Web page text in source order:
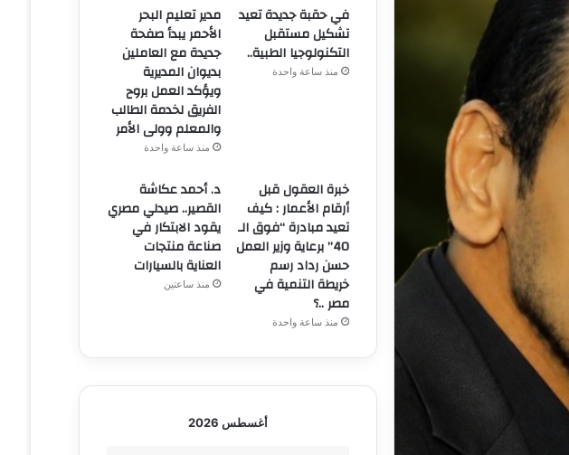
في حقبة جديدة تعيد
تشكيل مستقبل
التكنولوجيا الطبية..
منذ ساعة واحدة
مدير تعليم البحر
الأحمر يبدأ صفحة
جديدة مع العاملين
بديوان المديرية
ويؤكد العمل بروح
الفريق لخدمة الطالب
والمعلم وولى الأمر
منذ ساعة واحدة
خبرة العقول قبل
أرقام الأعمار : كيف
تعيد مبادرة “فوق الـ
40” برعاية وزير العمل
حسن رداد رسم
خريطة التنمية في
مصر ..؟
منذ ساعة واحدة
د. أحمد عكاشة
القصير.. صيدلي مصري
يقود الابتكار في
صناعة منتجات
العناية بالسيارات
منذ ساعتين
أغسطس 2026